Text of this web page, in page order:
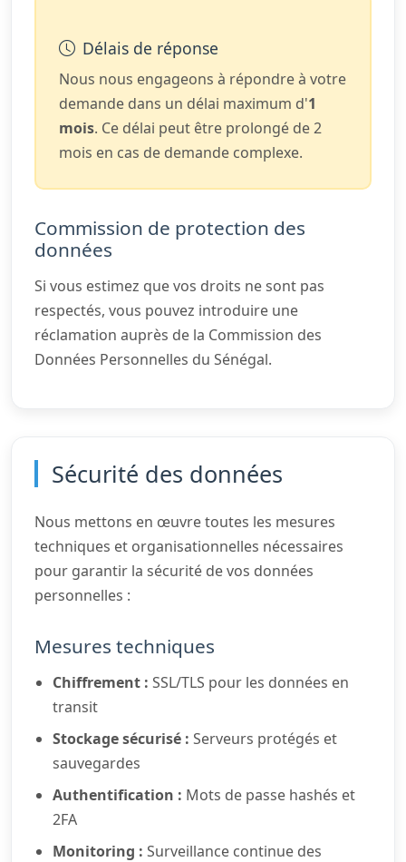
Délais de réponse
Nous nous engageons à répondre à votre
demande dans un délai maximum d'1
mois. Ce délai peut être prolongé de 2
mois en cas de demande complexe.
Commission de protection des
données
Si vous estimez que vos droits ne sont pas
respectés, vous pouvez introduire une
réclamation auprès de la Commission des
Données Personnelles du Sénégal.
Sécurité des données
Nous mettons en œuvre toutes les mesures
techniques et organisationnelles nécessaires
pour garantir la sécurité de vos données
personnelles :
Mesures techniques
Chiffrement : SSL/TLS pour les données en
transit
Stockage sécurisé : Serveurs protégés et
sauvegardes
Authentification : Mots de passe hashés et
2FA
Monitoring : Surveillance continue des